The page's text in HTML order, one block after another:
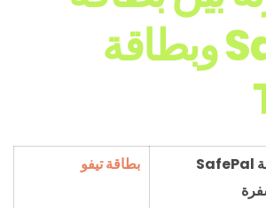
SafePal وبطاقة
بطاقة SafePal
بطاقة تيفو